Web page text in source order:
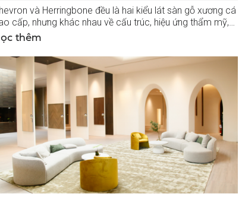
và Herringbone đều là hai kiểu lát sàn gỗ xương cá
cấp, nhưng khác nhau về cấu trúc, hiệu ứng thẩm mỹ,
phí và yêu cầu thi...
thêm